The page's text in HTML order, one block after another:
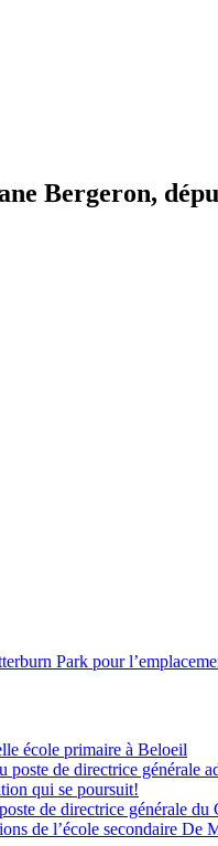
Bergeron,
Park pour
école primaire à Beloeil
de directrice générale
qui se poursuit!
de directrice générale du
de l’école secondaire De